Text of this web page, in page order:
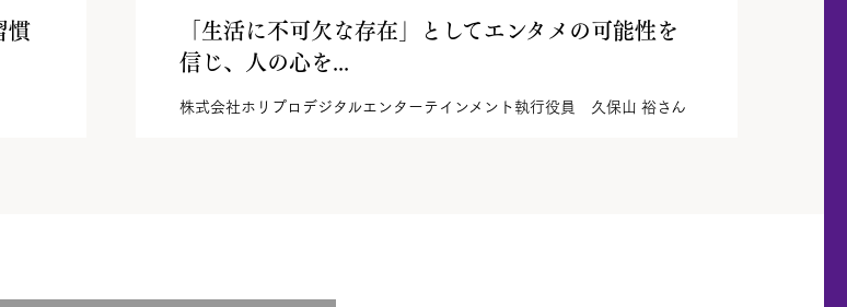
慣
「生活に不可欠な存在」としてエンタメの可能性を
信じ、人の心を...
株式会社ホリプロデジタルエンターテインメント執行役員 久保山 裕さん